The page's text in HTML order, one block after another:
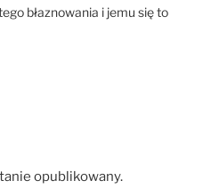
błaznowania i jemu się to
opublikowany.